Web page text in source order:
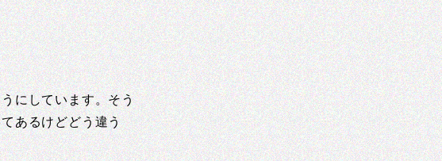
にしています。そう
あるけどどう違う